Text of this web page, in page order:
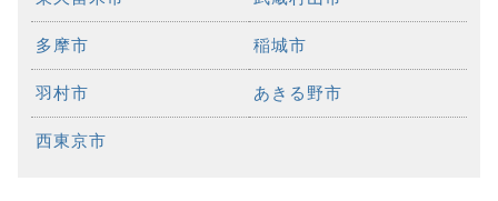
多摩市 稲城市
羽村市 あきる野市
西東京市